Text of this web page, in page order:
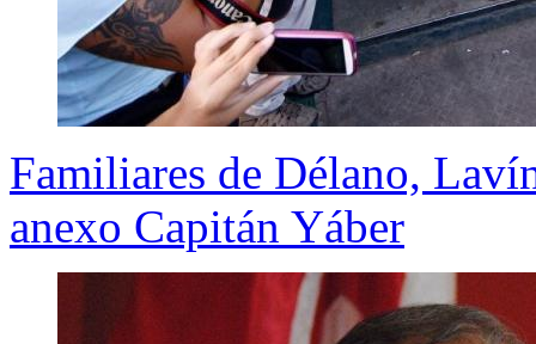
Familiares de Délano,
anexo Capitán Yáber